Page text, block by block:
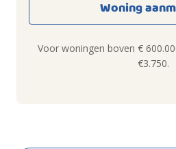
Woning
Voor woningen boven €
€3.750.